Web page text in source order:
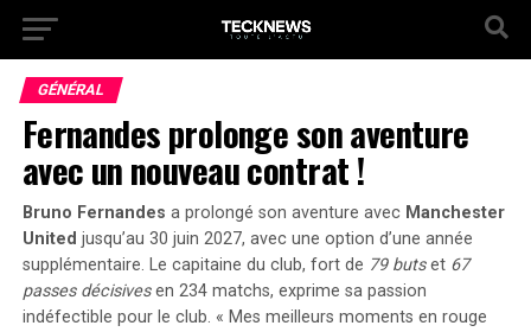
GÉNÉRAL
Fernandes prolonge son aventure
avec un nouveau contrat !
Bruno Fernandes a prolongé son aventure avec Manchester
United jusqu’au 30 juin 2027, avec une option d’une année
supplémentaire. Le capitaine du club, fort de 79 butset 67
passes décisivesen 234 matchs, exprime sa passion
indéfectible pour le club. « Mes meilleurs moments en rouge